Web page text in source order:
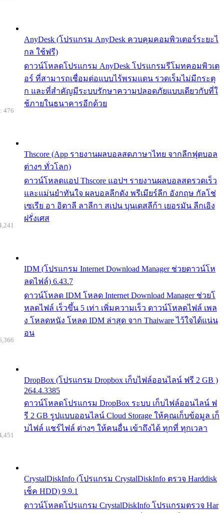
AnyDesk (โปรแกรม AnyDesk ควบคุมคอมพิวเตอร์ระยะไ
กล ใช้ฟรี)
ดาวน์โหลดโปรแกรม AnyDesk โปรแกรมรีโมทคอมพิวเต
อร์ ที่สามารถเชื่อมต่อแบบไร้พรมแดน รวดเร็มไม่มีกระตุ
ก และที่สำคัญมีระบบรักษาความปลอดภัยแบบเดียวกับที่ใ
ช้ภายในธนาคารอีกด้วย
Thscore (App รายงานผลบอลสดภาษาไทย จากลีกฟุตบอล
ต่างๆ ทั่วโลก)
ดาวน์โหลดแอป Thscore แอปฯ รายงานผลบอลสดรวดเร็ว
และแม่นยำทันใจ ผลบอลลีกดัง พรีเมียร์ลีก อังกฤษ กัลโช่
เซเรีย อา อิตาลี ลาลีกา สเปน บุนเดสลีก้า เยอรมัน ลีกเอิง
ฝรั่งเศส
476
IDM (โปรแกรม Internet Download Manager ช่วยดาวน์โห
ลดไฟล์) 6.43.7
ดาวน์โหลด IDM โหลด Internet Download Manager ช่วยโ
หลดไฟล์ เร็วขึ้น 5 เท่า เพิ่มความเร็ว ดาวน์โหลดไฟล์ เพล
ง โหลดหนัง โหลด IDM ล่าสุด จาก Thaiware ไว้ใจได้แน่น
อน
DropBox (โปรแกรม Dropbox เก็บไฟล์ออนไลน์ ฟรี 2 GB )
264.4.3385
ดาวน์โหลดโปรแกรม DropBox ระบบ เก็บไฟล์ออนไลน์ ฟ
รี 2 GB รูปแบบออนไลน์ Cloud Storage ให้คุณเก็บข้อมูล เก็
บไฟล์ แชร์ไฟล์ ต่างๆ ให้คนอื่น เข้าถึงได้ ทุกที่ ทุกเวลา
CrystalDiskInfo (โปรแกรม CrystalDiskInfo ตรวจ Harddisk
เช็ค HDD) 9.9.1
ดาวน์โหลดโปรแกรม CrystalDiskInfo โปรแกรมตรวจ Har